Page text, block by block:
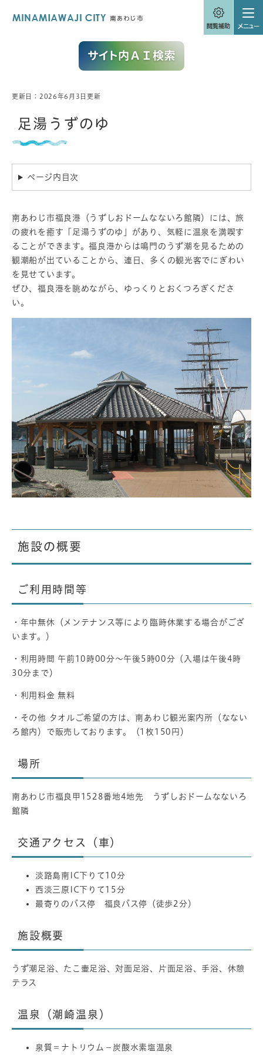
本
更新日：2026年6月3日更新
足湯うずのゆ
ページ内目次
南あわじ市福良港（うずしおドームなないろ館隣）には、旅
の疲れを癒す「足湯うずのゆ」があり、気軽に温泉を満喫す
ることができます。福良港からは鳴門のうず潮を見るための
観潮船が出ていることから、連日、多くの観光客でにぎわい
を見せています。
ぜひ、福良港を眺めながら、ゆっくりとおくつろぎくださ
い。
施設の概要
ご利用時間等
・年中無休（メンテナンス等により臨時休業する場合がござ
います。）
・利用時間 午前10時00分～午後5時00分（入場は午後4時
30分まで）
・利用料金 無料
・その他 タオルご希望の方は、南あわじ観光案内所（なない
ろ館内）で販売しております。（1枚150円）
場所
南あわじ市福良甲1528番地4地先 うずしおドームなないろ
館隣
交通アクセス（車）
淡路島南IC下りて10分
西淡三原IC下りて15分
最寄りのバス停 福良バス停（徒歩2分）
施設概要
うず潮足浴、たこ壷足浴、対面足浴、片面足浴、手浴、休憩
テラス
温泉（潮崎温泉）
泉質＝ナトリウム－炭酸水素塩温泉